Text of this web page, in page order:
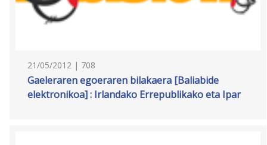
21/05/2012 | 708
Gaeleraren egoeraren bilakaera [Baliabide
elektronikoa] : Irlandako Errepublikako eta Ipar